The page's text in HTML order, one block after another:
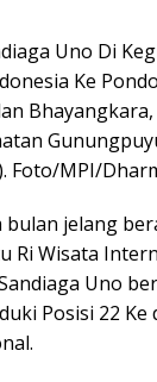
Uno Di
Ke
Bhayangkara,
Foto/MPI/
bulan jelang
Ri Wisata
Uno
Posisi 22